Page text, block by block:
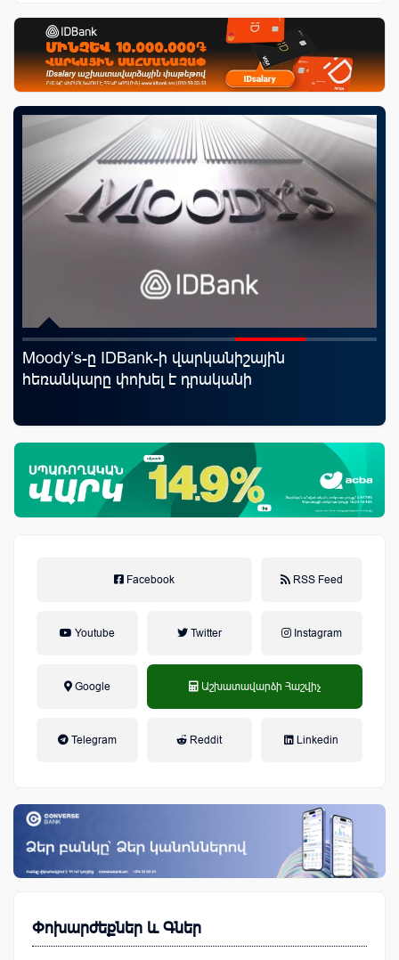
Moody’s-ը IDBank-ի վարկանիշային
հեռանկարը փոխել է դրականի
Facebook RSS Feed
Youtube Twitter Instagram
Google Աշխատավարձի Հաշվիչ
Telegram Reddit Linkedin
Փոխարժեքներ և Գներ